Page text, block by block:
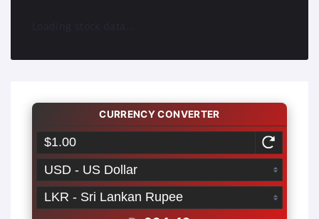
Loading stock data...